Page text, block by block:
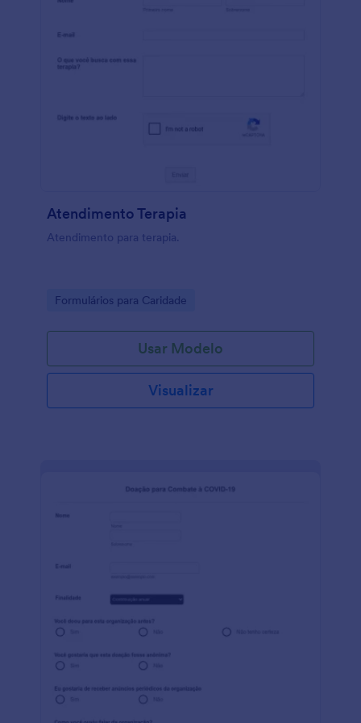
Atendimento Terapia
Atendimento para terapia.
Go to Category:
Formulários para Caridade
Usar Modelo
Visualizar